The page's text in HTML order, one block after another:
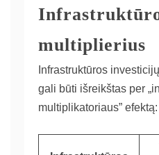
multiplierius
Infrastruktūros
gali būti išreikštas per
multiplikatoriaus” efektą: